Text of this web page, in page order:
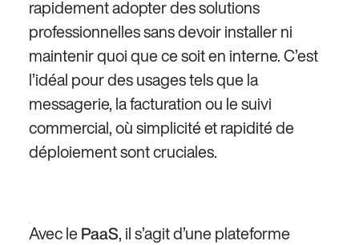
rapidement adopter des solutions
professionnelles sans devoir installer ni
maintenir quoi que ce soit en interne. C’est
l’idéal pour des usages tels que la
messagerie, la facturation ou le suivi
commercial, où simplicité et rapidité de
déploiement sont cruciales.
Avec le PaaS, il s’agit d’une plateforme